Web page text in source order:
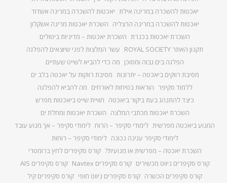
יאכטות להשכרה במרינה אילת יאכטות להשכרה במרינה אשדוד
יאכטות להשכרה במרינה הרצליה השכרת יאכטות מרינה אשקלון
השכרת יאכטות בכנרת השכרת יאכטות – מדיניות ביטולים
תקנון האתר ROYAL SOCIETY
עשר המלצות לפני שיוצאים להפלגה
הפלגה בים גבוה ומסוכן מה כדי להביא לשייט שעתיים
מסיבת רווקים ביאכטה – יתרונות מסיבת רווקות על יאכטה בלב ים
ללמוד סקיפר הוראות בטיחות לאורחים מה להביא להפלגה
כיצד להתנהג בעת ביקור ביאכטה חוויית שייט ביאכטות מפרש
השכרת יאכטות מכתבי המלצה השכרת יאכטות ומחלת ים
המנוע ביאכטה מפרשית לימודי סקיפר – הרוח לימודי סקיפר – אך מנוע עובד
לימודי סקיפר עגינה נכונה לימודי סקיפר – רוחות
השכרת יאכטה – מפרשית או מנועית? קורס סקיפרים לחץ ברומטרי
קורס סקיפרים ניווט מכשירים קורס סקיפרים Navtex
קורס סקיפרים AIS
קורס סקיפרים הכשרה קורס סקיפרים ניווט חופי קורס סקיפרים קיל